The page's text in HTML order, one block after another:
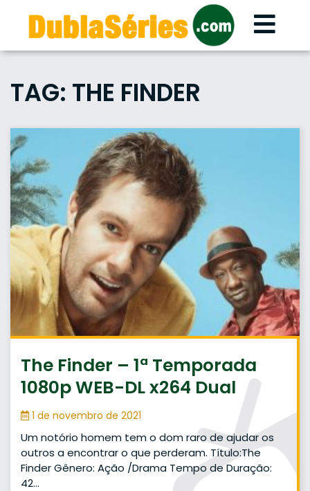
content
TAG: THE FINDER
The Finder – 1ª Temporada
1080p WEB-DL x264 Dual
1 de novembro de 2021
Um notório homem tem o dom raro de ajudar os
outros a encontrar o que perderam. Título:The
Finder Gênero: Ação /Drama Tempo de Duração:
42…